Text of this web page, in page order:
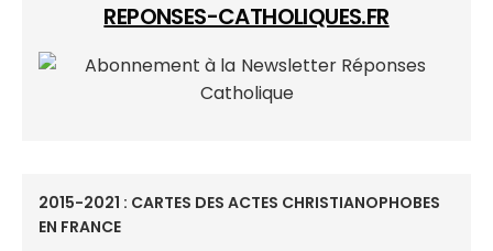
REPONSES-CATHOLIQUES.FR
2015-2021 : CARTES DES ACTES CHRISTIANOPHOBES
EN FRANCE